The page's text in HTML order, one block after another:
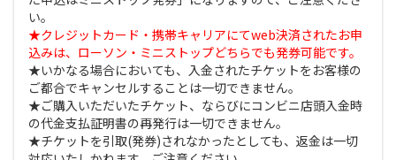
い。
★クレジットカード・携帯キャリアにてweb決済されたお申
込みは、ローソン・ミニストップどちらでも発券可能です。
★いかなる場合においても、入金されたチケットをお客様の
ご都合でキャンセルすることは一切できません。
★ご購入いただいたチケット、ならびにコンビニ店頭入金時
の代金支払証明書の再発行は一切できません。
★チケットを引取(発券)されなかったとしても、返金は一切